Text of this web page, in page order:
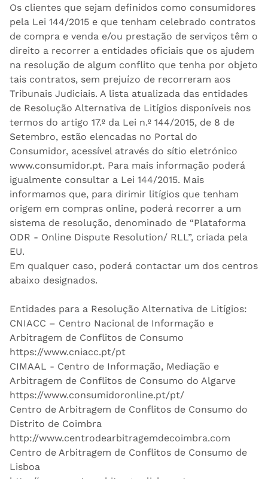
Os clientes que sejam definidos como consumidores
pela Lei 144/2015 e que tenham celebrado contratos
de compra e venda e/ou prestação de serviços têm o
direito a recorrer a entidades oficiais que os ajudem
na resolução de algum conflito que tenha por objeto
tais contratos, sem prejuízo de recorreram aos
Tribunais Judiciais. A lista atualizada das entidades
de Resolução Alternativa de Litígios disponíveis nos
termos do artigo 17.º da Lei n.º 144/2015, de 8 de
Setembro, estão elencadas no Portal do
Consumidor, acessível através do sítio eletrónico
www.consumidor.pt. Para mais informação poderá
igualmente consultar a Lei 144/2015. Mais
informamos que, para dirimir litígios que tenham
origem em compras online, poderá recorrer a um
sistema de resolução, denominado de “Plataforma
ODR - Online Dispute Resolution/ RLL”, criada pela
EU.
Em qualquer caso, poderá contactar um dos centros
abaixo designados.
Entidades para a Resolução Alternativa de Litígios:
CNIACC – Centro Nacional de Informação e
Arbitragem de Conflitos de Consumo
https://www.cniacc.pt/pt
CIMAAL - Centro de Informação, Mediação e
Arbitragem de Conflitos de Consumo do Algarve
https://www.consumidoronline.pt/pt/
Centro de Arbitragem de Conflitos de Consumo do
Distrito de Coimbra
http://www.centrodearbitragemdecoimbra.com
Centro de Arbitragem de Conflitos de Consumo de
Lisboa